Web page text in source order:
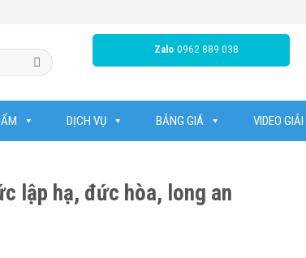
Zalo 0962 889 038
DỊCH VỤ BẢNG GIÁ VIDEO GIẢI
lập hạ, đức hòa, long an